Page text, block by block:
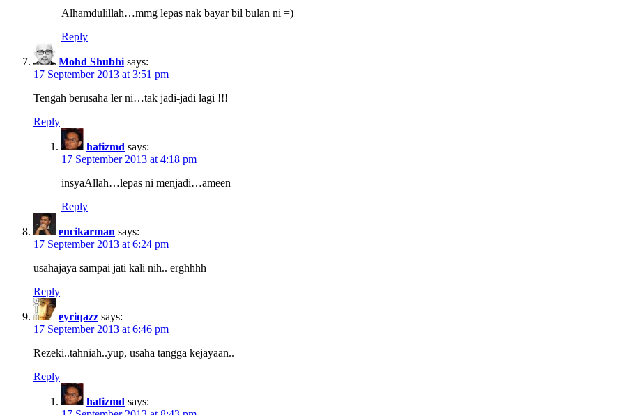
Alhamdulillah…mmg lepas nak bayar bil bulan ni =)
Reply
Mohd Shubhi says:
17 September 2013 at 3:51 pm
Tengah berusaha ler ni…tak jadi-jadi lagi !!!
Reply
hafizmd says:
17 September 2013 at 4:18 pm
insyaAllah…lepas ni menjadi…ameen
Reply
encikarman says:
17 September 2013 at 6:24 pm
usahajaya sampai jati kali nih.. erghhhh
Reply
eyriqazz says:
17 September 2013 at 6:46 pm
Rezeki..tahniah..yup, usaha tangga kejayaan..
Reply
hafizmd says: